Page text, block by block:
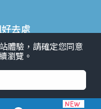
去處
旺角好去處 社會
群熱話
體驗，請確定您同意
瀏覽。